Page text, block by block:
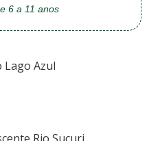
6 a 11 anos
Lago Azul